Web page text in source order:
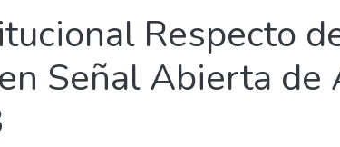
Respecto
Señal Abierta de